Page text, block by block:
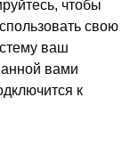
чтобы
свою
ваш
вами
к